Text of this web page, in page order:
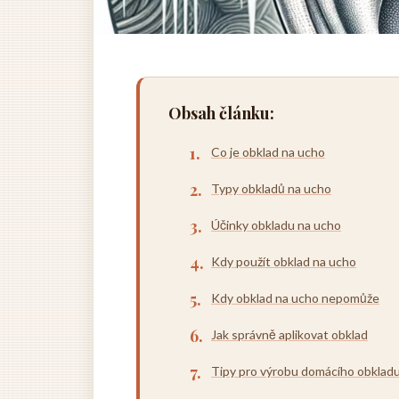
Obsah článku:
Co je obklad na ucho
Typy obkladů na ucho
Účinky obkladu na ucho
Kdy použít obklad na ucho
Kdy obklad na ucho nepomůže
Jak správně aplikovat obklad
Tipy pro výrobu domácího